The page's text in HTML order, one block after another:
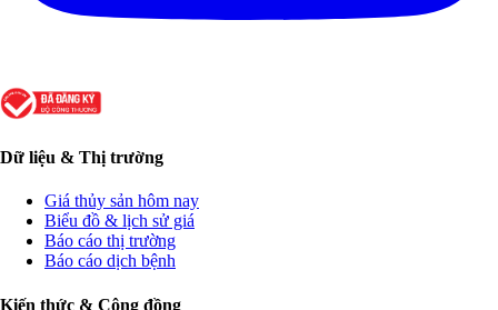
Dữ liệu & Thị trường
Giá thủy sản hôm nay
Biểu đồ & lịch sử giá
Báo cáo thị trường
Báo cáo dịch bệnh
Kiến thức & Cộng đồng